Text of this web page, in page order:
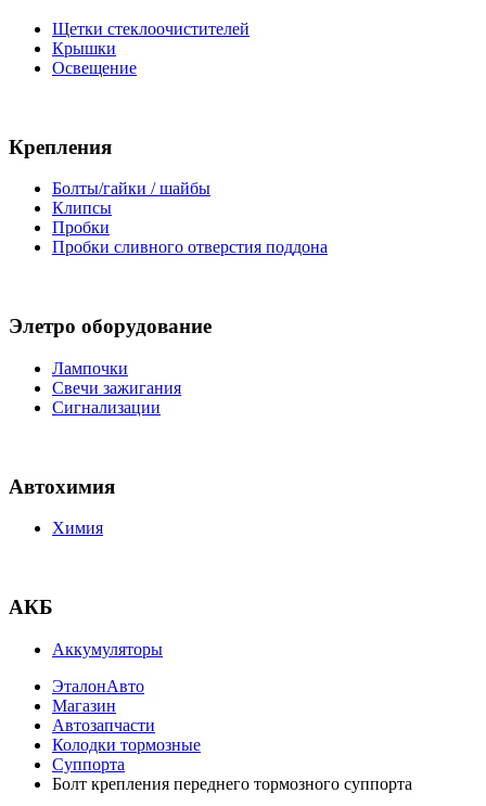
Щетки стеклоочистителей
Крышки
Освещение
Крепления
Болты/гайки / шайбы
Клипсы
Пробки
Пробки сливного отверстия поддона
Элетро оборудование
Лампочки
Свечи зажигания
Сигнализации
Автохимия
Химия
АКБ
Аккумуляторы
ЭталонАвто
Магазин
Автозапчасти
Колодки тормозные
Суппорта
Болт крепления переднего тормозного суппорта